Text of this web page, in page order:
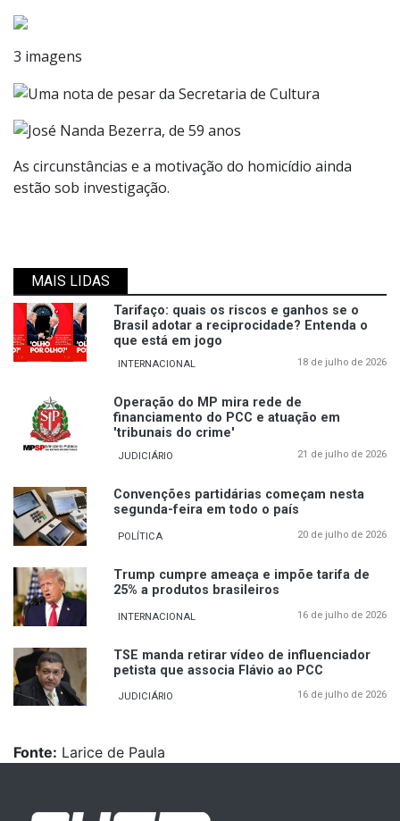
3 imagens
As circunstâncias e a motivação do homicídio ainda
estão sob investigação.
MAIS LIDAS
Tarifaço: quais os riscos e ganhos se o
Brasil adotar a reciprocidade? Entenda o
que está em jogo
INTERNACIONAL 18 de julho de 2026
Operação do MP mira rede de
financiamento do PCC e atuação em
'tribunais do crime'
JUDICIÁRIO 21 de julho de 2026
Convenções partidárias começam nesta
segunda-feira em todo o país
POLÍTICA 20 de julho de 2026
Trump cumpre ameaça e impõe tarifa de
25% a produtos brasileiros
INTERNACIONAL 16 de julho de 2026
TSE manda retirar vídeo de influenciador
petista que associa Flávio ao PCC
JUDICIÁRIO 16 de julho de 2026
Fonte: Larice de Paula